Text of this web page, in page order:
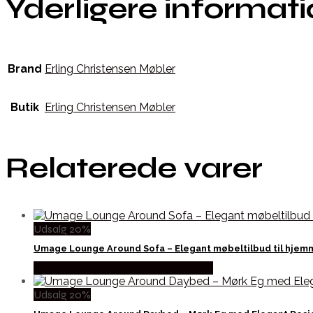
Yderligere
Brand Erling Christensen Møbler
Butik Erling Christensen Møbler
Relaterede varer
Udsalg 20%
Umage Lounge Around Sofa – Elegant møbeltilbud til
Udsalg 20%